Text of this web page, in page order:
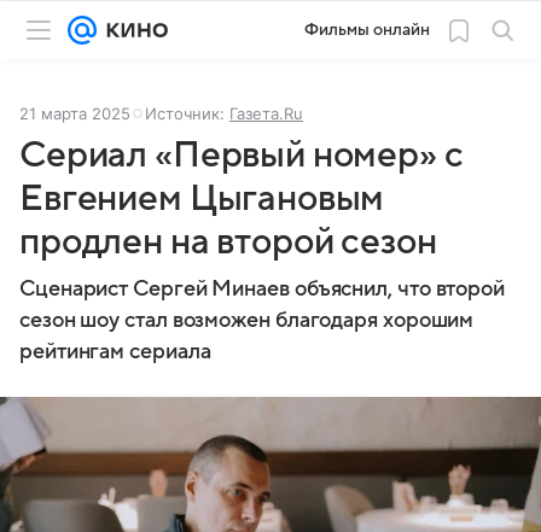
Фильмы онлайн
21 марта 2025 Источник: Газета.Ru
Сериал «Первый номер» с
Евгением Цыгановым
продлен на второй сезон
Сценарист Сергей Минаев объяснил, что второй
сезон шоу стал возможен благодаря хорошим
рейтингам сериала